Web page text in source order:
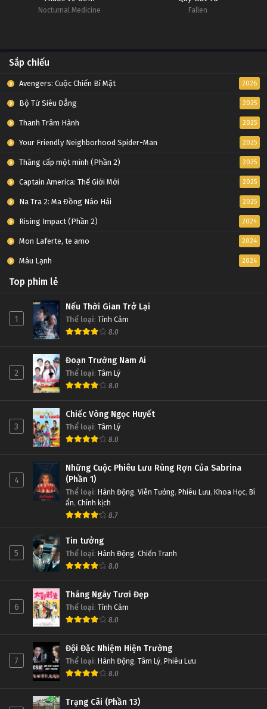
Nocturnal Medicine Fallen
Sắp chiếu
Avengers: Cuộc Chiến Bí Mật 2026
Bộ Tứ Siêu Đẳng 2025
Thanh Trâm Hành 2025
Your Friendly Neighborhood Spider-Man 2025
Thăng cấp một mình (Phần 2) 2025
Captain America: Thế Giới Mới 2025
Na Tra 2: Ma Đồng Náo Hải 2025
Rising Impact (Phần 2) 2024
Mon Laferte, te amo 2024
Máu Lạnh 2024
Top phim lẻ
1
Nếu Thời Gian Trở Lại
Thể loại: Tình Cảm
8.0
2
Đoạn Trường Nam Ai
Thể loại: Tâm Lý
8.0
3
Chiếc Vòng Ngọc Huyết
Thể loại: Tâm Lý
8.0
4
Những Cuộc Phiêu Lưu Rùng Rợn Của Sabrina
(Phần 1)
Thể loại: Hành Động, Viễn Tưởng, Phiêu Lưu, Khoa Học, Bí
ẩn, Chính kịch
8.7
5
Tin tưởng
Thể loại: Hành Động, Chiến Tranh
8.0
6
Tháng Ngày Tươi Đẹp
Thể loại: Tình Cảm
8.0
7
Đội Đặc Nhiệm Hiện Trường
Thể loại: Hành Động, Tâm Lý, Phiêu Lưu
8.0
Trạng Cãi (Phần 13)